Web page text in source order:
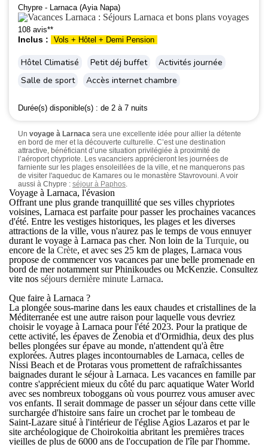
Chypre - Larnaca (Ayia Napa)
108 avis**
Inclus : Vols + Hôtel + Demi Pension
Hôtel Climatisé Petit déj buffet
Activités journée
Salle de sport
Accès internet chambre
Durée(s) disponible(s) : de 2 à 7 nuits
Un voyage à Larnaca sera une excellente idée pour allier la détente
en bord de mer et la découverte culturelle. C’est une destination
attractive, bénéficiant d’une situation privilégiée à proximité de
l’aéroport chypriote. Les vacanciers apprécieront les journées de
farniente sur les plages ensoleillées de la ville, et ne manquerons pas
de visiter l'aqueduc de Kamares ou le monastère Stavrovouni. A voir
aussi à Chypre : séjour à Paphos
Voyage à Larnaca, l'évasion
Offrant une plus grande tranquillité que ses villes chypriotes
voisines, Larnaca est parfaite pour passer les prochaines vacances
d'été. Entre les vestiges historiques, les plages et les diverses
attractions de la ville, vous n'aurez pas le temps de vous ennuyer
durant le voyage à Larnaca pas cher. Non loin de la Turquie, ou
encore de la Crète, et avec ses 25 km de plages, Larnaca vous
propose de commencer vos vacances par une belle promenade en
bord de mer notamment sur Phinikoudes ou McKenzie. Consultez
vite nos séjours dernière minute Larnaca.
Que faire à Larnaca ?
La plongée sous-marine dans les eaux chaudes et cristallines de la
Méditerranée est une autre raison pour laquelle vous devriez
choisir le voyage à Larnaca pour l'été 2023. Pour la pratique de
cette activité, les épaves de Zenobia et d'Ormidhia, deux des plus
belles plongées sur épave au monde, n'attendent qu'à être
explorées. Autres plages incontournables de Larnaca, celles de
Nissi Beach et de Protaras vous promettent de rafraîchissantes
baignades durant le séjour à Larnaca. Les vacances en famille par
contre s'apprécient mieux du côté du parc aquatique Water World
avec ses nombreux toboggans où vous pourrez vous amuser avec
vos enfants. Il serait dommage de passer un séjour dans cette ville
surchargée d'histoire sans faire un crochet par le tombeau de
Saint-Lazare situé à l'intérieur de l'église Agios Lazaros et par le
site archéologique de Choirokoitia abritant les premières traces
vieilles de plus de 6000 ans de l'occupation de l'île par l'homme.